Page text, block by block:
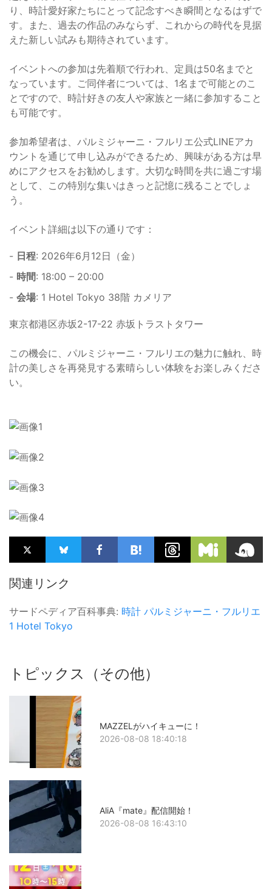
り、時計愛好家たちにとって記念すべき瞬間となるはずで
す。また、過去の作品のみならず、これからの時代を見据
えた新しい試みも期待されています。
イベントへの参加は先着順で行われ、定員は50名までと
なっています。ご同伴者については、1名まで可能とのこ
とですので、時計好きの友人や家族と一緒に参加すること
も可能です。
参加希望者は、パルミジャーニ・フルリエ公式LINEアカ
ウントを通じて申し込みができるため、興味がある方は早
めにアクセスをお勧めします。大切な時間を共に過ごす場
として、この特別な集いはきっと記憶に残ることでしょ
う。
イベント詳細は以下の通りです：
- 日程: 2026年6月12日（金）
- 時間: 18:00 – 20:00
- 会場: 1 Hotel Tokyo 38階 カメリア
東京都港区赤坂2-17-22 赤坂トラストタワー
この機会に、パルミジャーニ・フルリエの魅力に触れ、時
計の美しさを再発見する素晴らしい体験をお楽しみくださ
い。
関連リンク
サードペディア百科事典: 時計 パルミジャーニ・フルリエ
1 Hotel Tokyo
トピックス（その他）
MAZZELがハイキューに！
2026-08-08 18:40:18
AliA『mate』配信開始！
2026-08-08 16:43:10